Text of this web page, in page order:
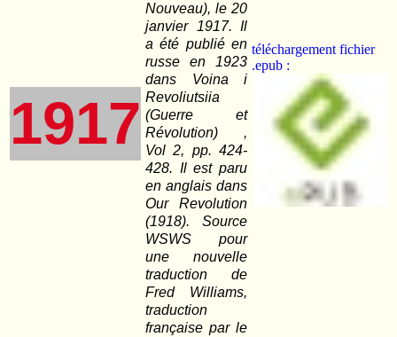
1917
Nouveau), le 20
janvier 1917. Il
a été publié en
russe en 1923
dans Voina i
Revoliutsiia
(Guerre et
Révolution) ,
Vol 2, pp. 424-
428. Il est paru
en anglais dans
Our Revolution
(1918). Source
WSWS pour
une nouvelle
traduction de
Fred Williams,
traduction
française par le
téléchargement fichier
.epub :